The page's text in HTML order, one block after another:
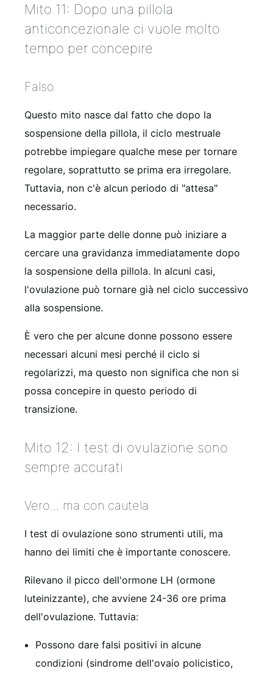
Mito 11: Dopo una pillola
anticoncezionale ci vuole molto
tempo per concepire
Falso
Questo mito nasce dal fatto che dopo la
sospensione della pillola, il ciclo mestruale
potrebbe impiegare qualche mese per tornare
regolare, soprattutto se prima era irregolare.
Tuttavia, non c'è alcun periodo di "attesa"
necessario.
La maggior parte delle donne può iniziare a
cercare una gravidanza immediatamente dopo
la sospensione della pillola. In alcuni casi,
l'ovulazione può tornare già nel ciclo successivo
alla sospensione.
È vero che per alcune donne possono essere
necessari alcuni mesi perché il ciclo si
regolarizzi, ma questo non significa che non si
possa concepire in questo periodo di
transizione.
Mito 12: I test di ovulazione sono
sempre accurati
Vero... ma con cautela
I test di ovulazione sono strumenti utili, ma
hanno dei limiti che è importante conoscere.
Rilevano il picco dell'ormone LH (ormone
luteinizzante), che avviene 24-36 ore prima
dell'ovulazione. Tuttavia:
Possono dare falsi positivi in alcune
condizioni (sindrome dell'ovaio policistico,